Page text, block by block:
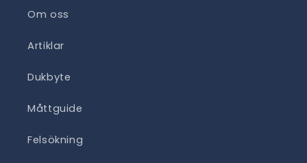
Om oss
Artiklar
Dukbyte
Måttguide
Felsökning